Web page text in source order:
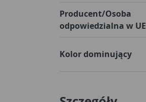
Producent/Osoba
odpowiedzialna w UE
Kolor dominujący